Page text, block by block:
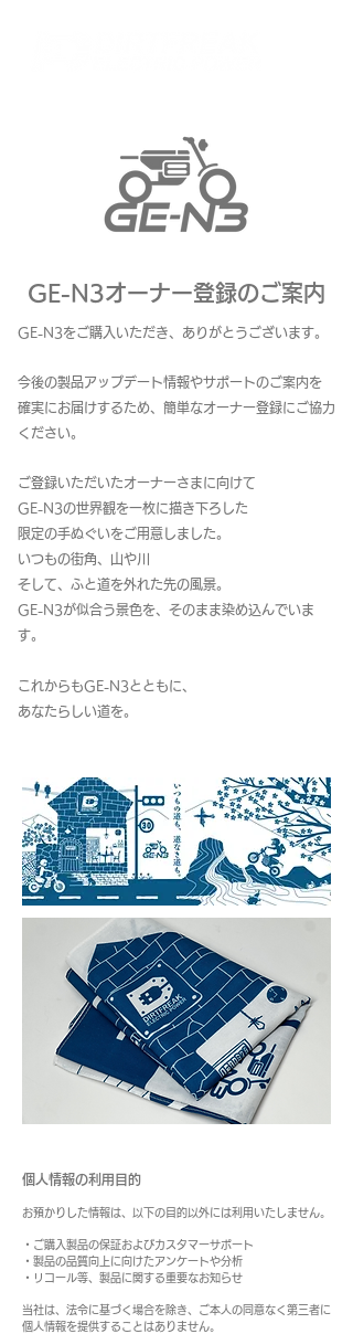
GE-N3オーナー登録のご案内
GE-N3をご購入いただき、ありがとうございます。
今後の製品アップデート情報やサポートのご案内を
確実にお届けするため、簡単なオーナー登録にご協力
ください。
ご登録いただいたオーナーさまに向けて
GE-N3の世界観を一枚に描き下ろした
限定の手ぬぐいをご用意しました。
いつもの街角、山や川
そして、ふと道を外れた先の風景。
GE-N3が似合う景色を、そのまま染め込んでいま
す。
これからもGE-N3とともに、
あなたらしい道を。
個人情報の利用目的
お預かりした情報は、以下の目的以外には利用いたしません。
・ご購入製品の保証およびカスタマーサポート
・製品の品質向上に向けたアンケートや分析
・リコール等、製品に関する重要なお知らせ
当社は、法令に基づく場合を除き、ご本人の同意なく第三者に
個人情報を提供することはありません。